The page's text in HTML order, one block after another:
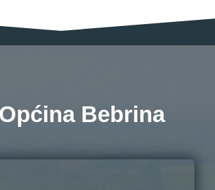
Općina Bebrina